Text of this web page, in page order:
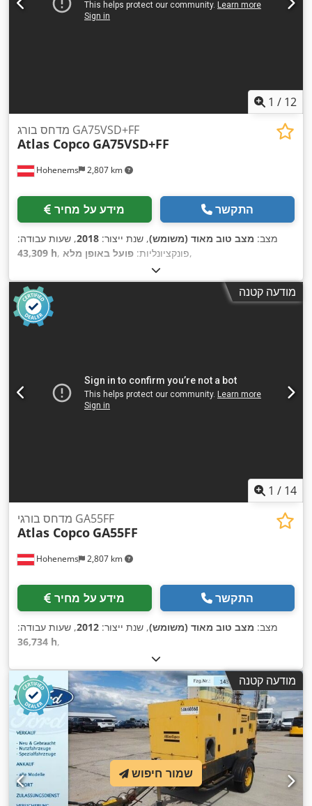
1 / 12
Hohenems 2,807 km
מדחס בורג GA75VSD+FF
Atlas Copco GA75VSD+FF
מידע על מחיר התקשר
מצב: מצב טוב מאוד (משומש), שנת ייצור: 2018, שעות עבודה:
43,309 h
, פונקציונליות: פועל באופן מלא ,
מודעה קטנה
1 / 14
Hohenems 2,807 km
מדחס בורגי GA55FF
Atlas Copco GA55FF
מידע על מחיר התקשר
מצב: מצב טוב מאוד (משומש), שנת ייצור: 2012, שעות עבודה:
36,734 h,
מודעה קטנה
שמור חיפוש